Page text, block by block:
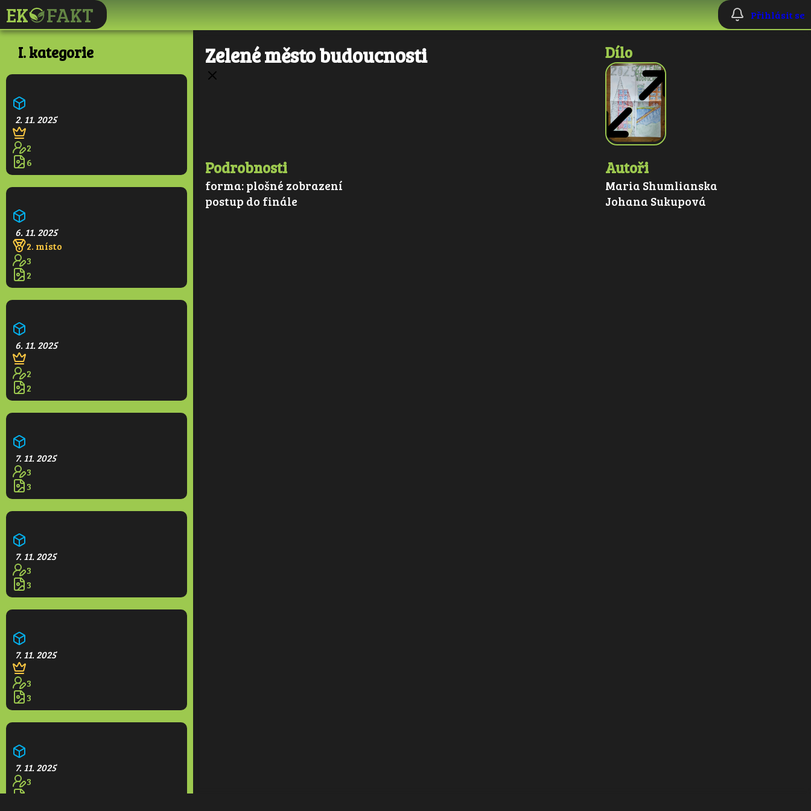
Přihlásit se
I. kategorie
2. 11. 2025
2
6
6. 11. 2025
2. místo
3
2
6. 11. 2025
2
2
7. 11. 2025
3
3
7. 11. 2025
3
3
7. 11. 2025
3
3
7. 11. 2025
3
Zelené město budoucnosti Dílo
Podrobnosti
forma:plošné zobrazení
postup do finále
Autoři
Maria Shumlianska
Johana Sukupová